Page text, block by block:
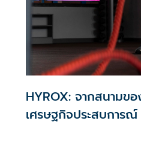
HYROX: จากสนามข
เศรษฐกิจประสบการณ์